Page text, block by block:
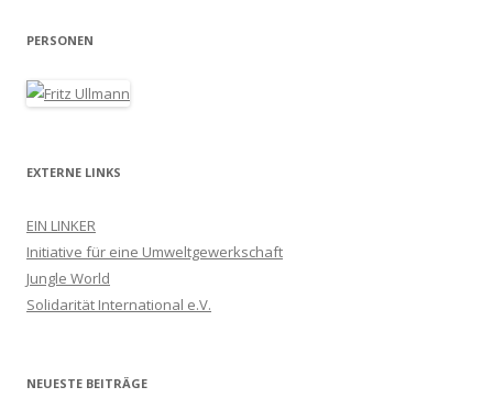
PERSONEN
EXTERNE LINKS
EIN LINKER
Initiative für eine Umweltgewerkschaft
Jungle World
Solidarität International e.V.
NEUESTE BEITRÄGE